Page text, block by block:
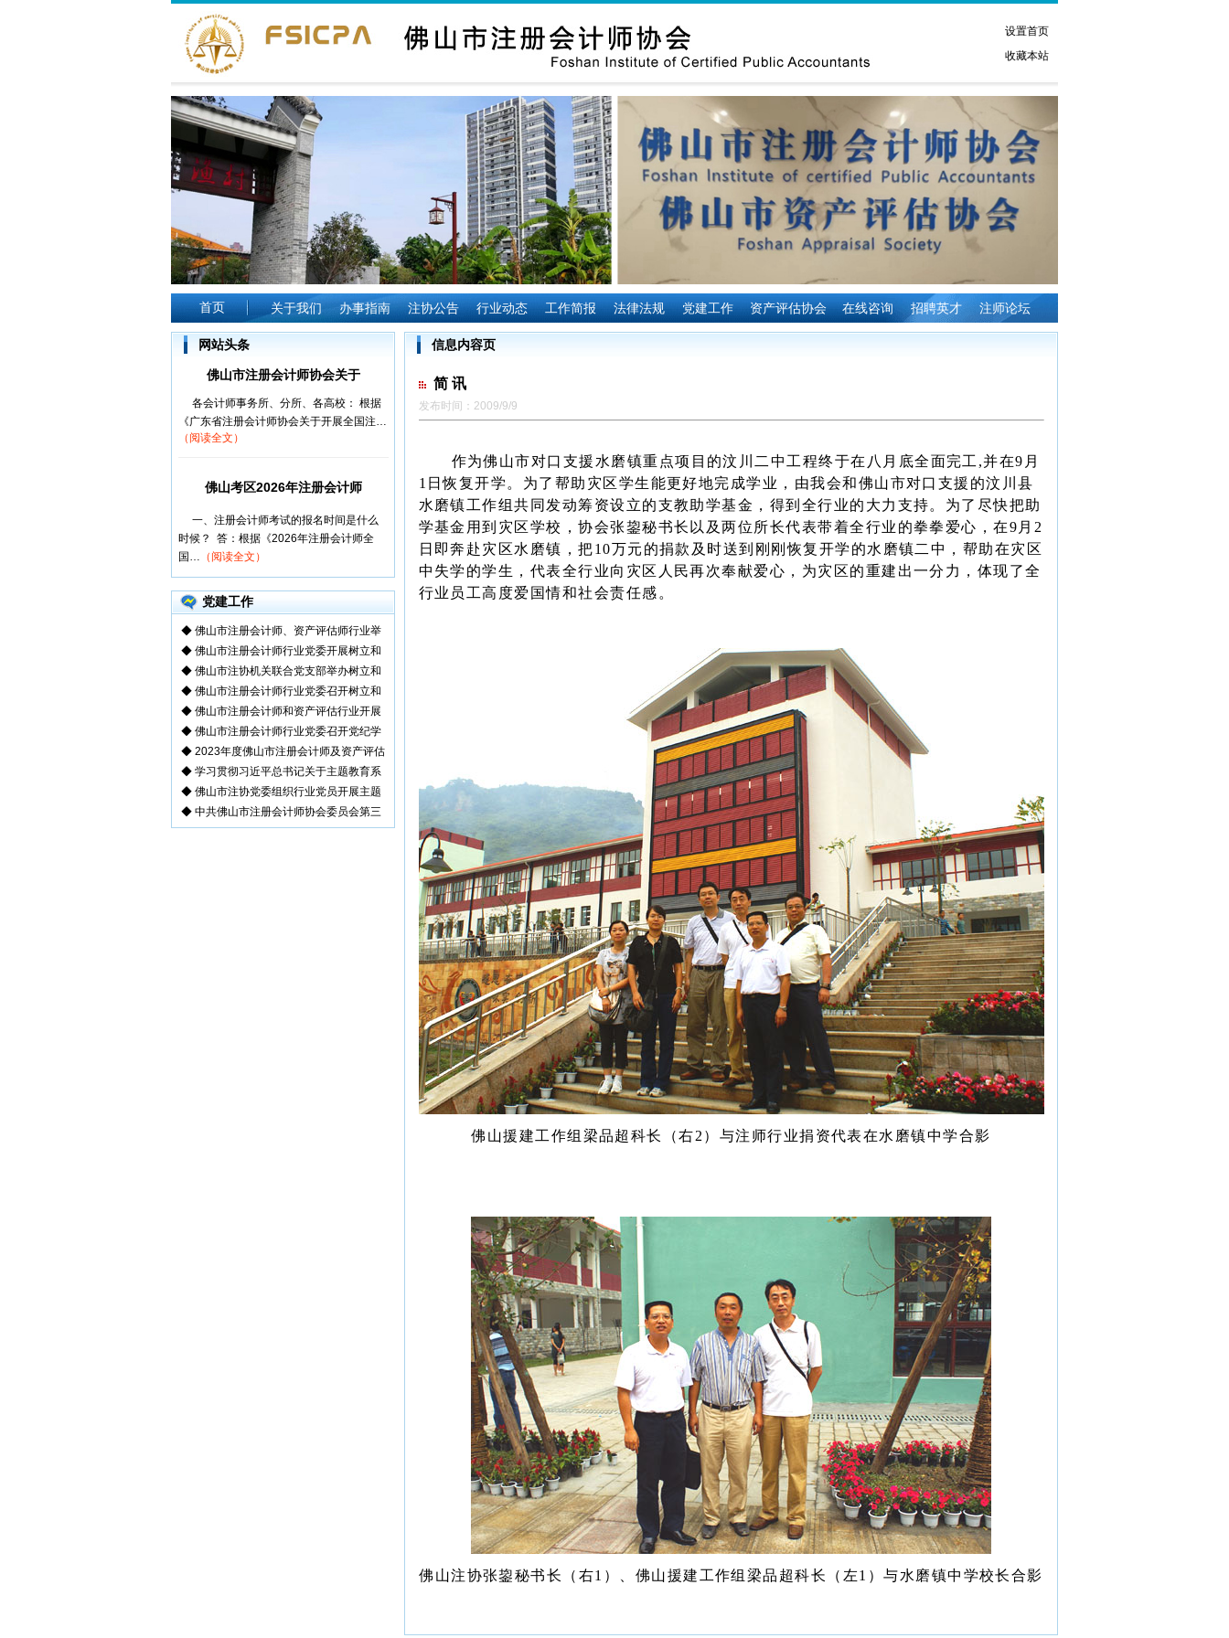
设置首页
收藏本站
首页 关于我们 办事指南 注协公告 行业动态 工作简报 法律法规 党建工作 资产评估协会 在线咨询 招聘英才 注师论坛
网站头条
佛山市注册会计师协会关于
各会计师事务所、分所、各高校： 根据
《广东省注册会计师协会关于开展全国注…
（阅读全文）
佛山考区2026年注册会计师
一、注册会计师考试的报名时间是什么
时候？ 答：根据《2026年注册会计师全
国… （阅读全文）
党建工作
◆ 佛山市注册会计师、资产评估师行业举
◆ 佛山市注册会计师行业党委开展树立和
◆ 佛山市注协机关联合党支部举办树立和
◆ 佛山市注册会计师行业党委召开树立和
◆ 佛山市注册会计师和资产评估行业开展
◆ 佛山市注册会计师行业党委召开党纪学
◆ 2023年度佛山市注册会计师及资产评估
◆ 学习贯彻习近平总书记关于主题教育系
◆ 佛山市注协党委组织行业党员开展主题
◆ 中共佛山市注册会计师协会委员会第三
信息内容页
简 讯
发布时间：2009/9/9
作为佛山市对口支援水磨镇重点项目的汶川二中工程终于在八月底全面完工 ,并在9 月
1 日恢复开学。为了帮助灾区学生能更好地完成学业，由我会和佛山市对口支援的汶川县
水磨镇工作组共同发动筹资设立的支教助学基金，得到全行业的大力支持。为了尽快把助
学基金用到灾区学校，协会张鋆秘书长以及两位所长代表带着全行业的拳拳爱心，在9 月 2
日即奔赴灾区水磨镇，把10万元的捐款及时送到刚刚恢复开学的水磨镇二中，帮助在灾区
中失学的学生，代表全行业向灾区人民再次奉献爱心，为灾区的重建出一分力，体现了全
行业员工高度爱国情和社会责任感。
佛山援建工作组梁品超科长（右2 ）与注师行业捐资代表在水磨镇中学合影
佛山注协张鋆秘书长（右1 ）、 佛山援建工作组梁品超科长（左1 ）与水磨镇中学校长合影